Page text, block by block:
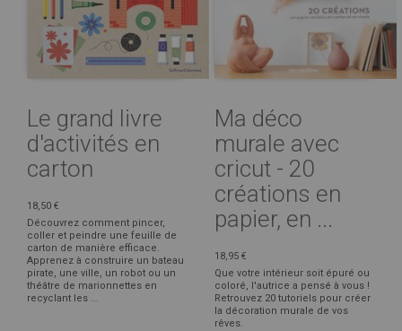
Le grand livre
d'activités en
carton
18,50 €
Découvrez comment pincer,
coller et peindre une feuille de
carton de manière efficace.
Apprenez à construire un bateau
pirate, une ville, un robot ou un
théâtre de marionnettes en
recyclant les ...
Ma déco
murale avec
cricut - 20
créations en
papier, en ...
18,95 €
Que votre intérieur soit épuré ou
coloré, l'autrice a pensé à vous !
Retrouvez 20 tutoriels pour créer
la décoration murale de vos
rêves.